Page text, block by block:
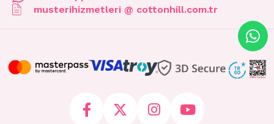
musterihizmetleri @ cottonhill.com.tr